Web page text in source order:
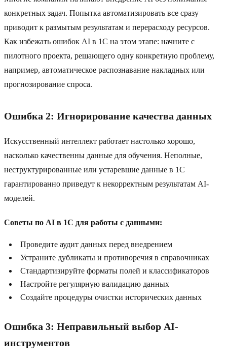
конкретных задач. Попытка автоматизировать все сразу
приводит к размытым результатам и перерасходу ресурсов.
Как избежать ошибок AI в 1C на этом этапе: начните с
пилотного проекта, решающего одну конкретную проблему,
например, автоматическое распознавание накладных или
прогнозирование спроса.
Ошибка 2: Игнорирование качества данных
Искусственный интеллект работает настолько хорошо,
насколько качественны данные для обучения. Неполные,
неструктурированные или устаревшие данные в 1C
гарантированно приведут к некорректным результатам AI-
моделей.
Советы по AI в 1C для работы с данными:
Проведите аудит данных перед внедрением
Устраните дубликаты и противоречия в справочниках
Стандартизируйте форматы полей и классификаторов
Настройте регулярную валидацию данных
Создайте процедуры очистки исторических данных
Ошибка 3: Неправильный выбор AI-
инструментов